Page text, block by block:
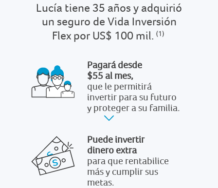
Lucía tiene 35 años y adquirió
un seguro de Vida Inversión
Flex por US$ 100 mil.
Pagará desde
$55 al mes,
que le permitirá
invertir para su futuro
y proteger a su familia.
Puede invertir
dinero extra
para que rentabilice
más y cumplir sus
metas.